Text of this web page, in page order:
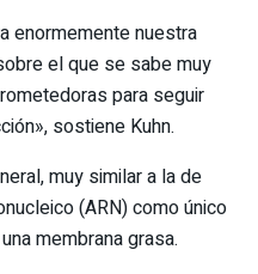
enormemente nuestra
el que se sabe muy
para seguir
sostiene Kuhn.
muy similar a la de
(ARN) como único
membrana grasa.